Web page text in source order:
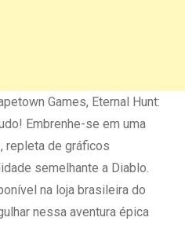
Games, Eternal Hunt:
Embrenhe-se em uma
repleta de gráficos
semelhante a Diablo.
na loja brasileira do
nessa aventura épica